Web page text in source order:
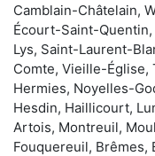
Camblain-Châtelain,
Écourt-Saint-
Lys, Saint-Laurent-
Comte, Vieille-Église,
Hermies, Noyelles-
Hesdin, Haillicourt,
Artois, Montreuil,
Fouquereuil, Brêmes,